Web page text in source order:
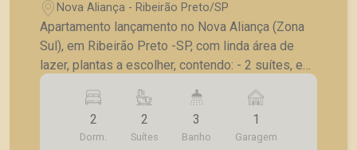
Nova Aliança - Ribeirão Preto/SP
Apartamento lançamento no Nova Aliança (Zona
Sul), em Ribeirão Preto -SP, com linda área de
lazer, plantas a escolher, contendo: - 2 suítes, e
lavabo ou 2 dormitórios, sendo 1 suíte com
lavabo; - Sala 02 ambientes; - Cozinha; -
Lavanderia; - Varanda; - Laje técnica; - 1 vaga de
garagem . - Fotos do decorado. * Entrega prevista
2
Dorm.
2
Suítes
3
Banho
1
Garagem